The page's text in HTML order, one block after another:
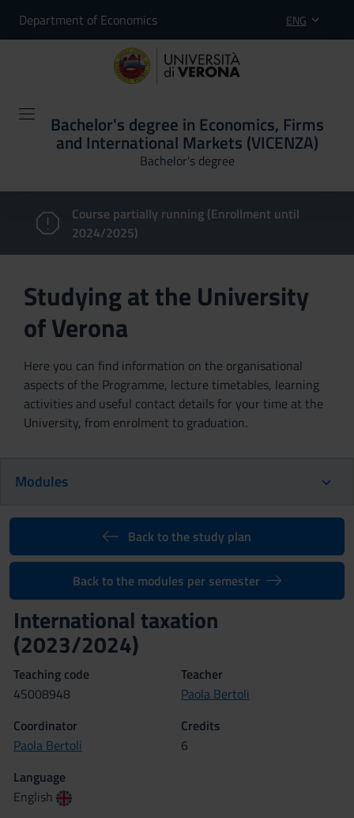
Department of Economics ENG
Bachelor's degree in Economics, Firms
and International Markets (VICENZA)
Bachelor's degree
Course partially running (Enrollment until
2024/2025)
Studying at the University
of Verona
Here you can find information on the organisational
aspects of the Programme, lecture timetables, learning
activities and useful contact details for your time at the
University, from enrolment to graduation.
Modules
Back to the study plan
Back to the modules per semester
International taxation
(2023/2024)
Teaching code
4S008948
Teacher
Paola Bertoli
Coordinator
Paola Bertoli
Credits
6
Language
English